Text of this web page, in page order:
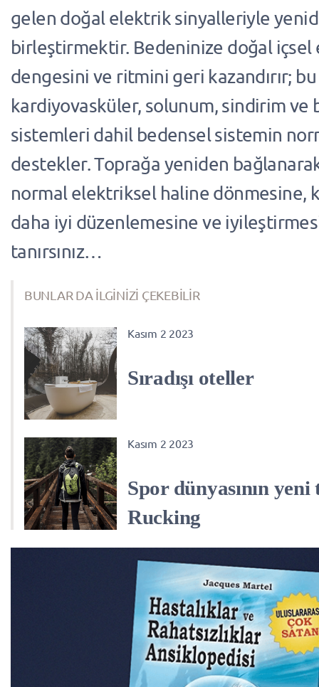
gelen doğal elektrik sinyalleriyle
birleştirmektir. Bedeninize doğal
dengesini ve ritmini geri kazandırır;
kardiyovasküler, solunum, sindirim ve
sistemleri dahil bedensel sistemin
destekler. Toprağa yeniden
normal elektriksel haline dönmesine,
daha iyi düzenlemesine ve
tanırsınız…
BUNLAR DA İLGİNİZİ ÇEKEBİLİR
Kasım 2 2023
Sıradışı oteller
Kasım 2 2023
Spor dünyasının
Rucking